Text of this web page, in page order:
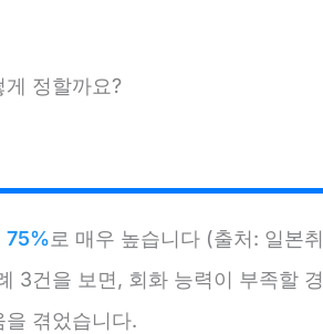
정할까요?
75%로 매우 높습니다 (출처: 일본취
3건을 보면, 회화 능력이 부족할 경
겪었습니다.